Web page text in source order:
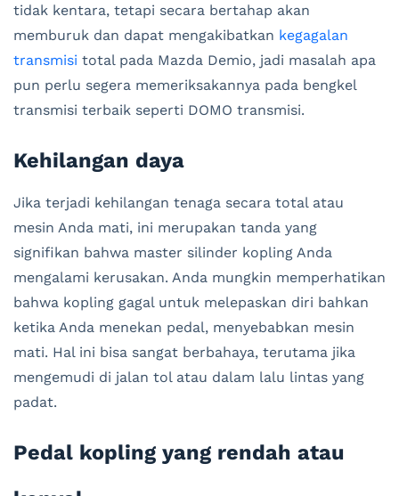
tidak kentara, tetapi secara bertahap akan
memburuk dan dapat mengakibatkan kegagalan
transmisi total pada Mazda Demio, jadi masalah apa
pun perlu segera memeriksakannya pada bengkel
transmisi terbaik seperti DOMO transmisi.
Kehilangan daya
Jika terjadi kehilangan tenaga secara total atau
mesin Anda mati, ini merupakan tanda yang
signifikan bahwa master silinder kopling Anda
mengalami kerusakan. Anda mungkin memperhatikan
bahwa kopling gagal untuk melepaskan diri bahkan
ketika Anda menekan pedal, menyebabkan mesin
mati. Hal ini bisa sangat berbahaya, terutama jika
mengemudi di jalan tol atau dalam lalu lintas yang
padat.
Pedal kopling yang rendah atau